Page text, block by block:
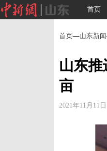
首页
首页—山东新闻
山东
亩
2021年11月11